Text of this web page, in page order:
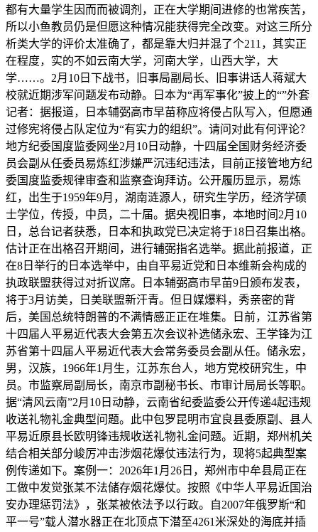
都有大量学生因而而被调剂，正在大学期间进修的也常疾苦，
所以小鱼教员仍是但愿这种情况能获得完全改变。对这三所分
析类大学的评价太准确了，都是靠大归并混了个211，其实正
在程度，实的不如云南大学，河南大学，山西大学，大
学……。2月10日下战书，旧事局副局长、旧事讲话人蒋斌大
校就近期涉军问题发布动静。日本为“再军事化”披上的“”外套
记者：据报道，日本辅弼高市早苗称应将侵占队写入，但愿通
过修宪将侵占队定位为“有实力的组织”。请问对此有何评论？
地方纪委国度监委网坐2月10日动静，十四届全国财务经济委
员会副从任委员易炼红涉嫌严沉违纪违法，目前正接管地方纪
委国度监委规律审查和监察查询拜访。公开履历显示，易炼
红，出生于1959年9月，湖南涟源人，研究生学历，经济学硕
士学位，传授，中员，二十届。据央视旧事，本地时间2月10
日，总台记者获悉，日本和执政党已决定将于18日召集出格。
估计正在出格召开期间，进行辅弼指名选举。据此前报道，正
在8日举行的日本选举中，由自平易近党和日本维新会构成的
执政联盟获得过对折议席。日本辅弼高市早苗9日颁布发表，
将于3月访美，日美联盟新汗青。但日媒爆料，秀亲密的背
后，美国总统特朗普的不满情感正正在堆集。日前，江苏省第
十四届人平易近代表大会第五次会议补选储永宏、王学锋为江
苏省第十四届人平易近代表大会常务委员会副从任。储永宏，
男，汉族，1966年1月生，江苏东台人，地方党校研究生，中
员。市监察局副局长，南京市副秘书长、市审计局局长等职。
据“清风云南”2月10日动静，云南省纪委监委公开传递4起违规
收送礼物礼金典型问题。此中包罗昆明市宜良县委原副、县人
平易近原县长欧明锋违规收送礼物礼金问题。近期，郑州机关
结合相关部分峻厉冲击涉烟花爆仗违法行为，现将5起典型案
例传递如下。案例一：2026年1月26日，郑州市中牟县局正在
工做中发觉张某不法储存烟花爆仗。按照《中华人平易近国治
安办理惩罚法》，张某被依法予以行政。自2007年俄罗斯“和
平一号”载人潜水器正在北顶点下潜至4261米深处的海底并插